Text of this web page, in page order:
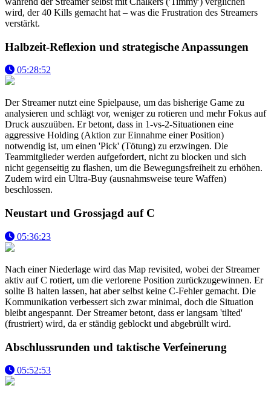
wird, der 40 Kills gemacht hat – was die Frustration des Streamers
verstärkt.
Halbzeit-Reflexion und strategische Anpassungen
05:28:52
Der Streamer nutzt eine Spielpause, um das bisherige Game zu
analysieren und schlägt vor, weniger zu rotieren und mehr Fokus auf
Druck auszuüben. Er betont, dass in 1-vs-2-Situationen eine
aggressive Holding (Aktion zur Einnahme einer Position)
notwendig ist, um einen 'Pick' (Tötung) zu erzwingen. Die
Teammitglieder werden aufgefordert, nicht zu blocken und sich
nicht gegenseitig zu flashen, um die Bewegungsfreiheit zu erhöhen.
Zudem wird ein Ultra-Buy (ausnahmsweise teure Waffen)
beschlossen.
Neustart und Grossjagd auf C
05:36:23
Nach einer Niederlage wird das Map revisited, wobei der Streamer
aktiv auf C rotiert, um die verlorene Position zurückzugewinnen. Er
sollte B halten lassen, hat aber selbst keine C-Fehler gemacht. Die
Kommunikation verbessert sich zwar minimal, doch die Situation
bleibt angespannt. Der Streamer betont, dass er langsam 'tilted'
(frustriert) wird, da er ständig geblockt und abgebrüllt wird.
Abschlussrunden und taktische Verfeinerung
05:52:53